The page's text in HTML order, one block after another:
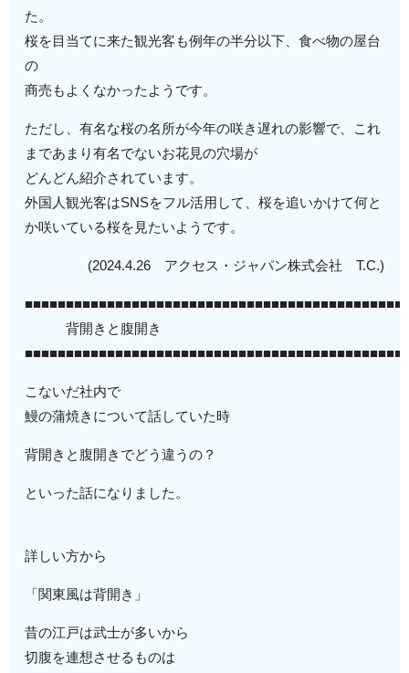
た。
桜を目当てに来た観光客も例年の半分以下、食べ物の屋台
の
商売もよくなかったようです。
ただし、有名な桜の名所が今年の咲き遅れの影響で、これ
まであまり有名でないお花見の穴場が
どんどん紹介されています。
外国人観光客はSNSをフル活用して、桜を追いかけて何と
か咲いている桜を見たいようです。
(2024.4.26 アクセス・ジャパン株式会社 T.C.)
■■■■■■■■■■■■■■■■■■■■■■■■■■■■■■■■■■■■■■■■■■■■■■
背開きと腹開き
■■■■■■■■■■■■■■■■■■■■■■■■■■■■■■■■■■■■■■■■■■■■■■
こないだ社内で
鰻の蒲焼きについて話していた時
背開きと腹開きでどう違うの？
といった話になりました。
詳しい方から
「関東風は背開き」
昔の江戸は武士が多いから
切腹を連想させるものは